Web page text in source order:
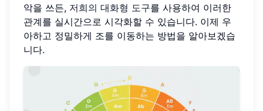
악을 쓰든, 저희의 대화형 도구를 사용하여 이러한
관계를 실시간으로 시각화할 수 있습니다. 이제 우
아하고 정밀하게 조를 이동하는 방법을 알아보겠습
니다.